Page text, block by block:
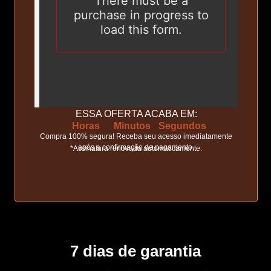
ESSA OFERTA ACABA EM:
Horas
Minutos Segundos
Compra 100% segura! Receba seu acesso imediatamente
após a confirmação de pagamento.
*Assinatura renovada automaticamente.
7 dias de garantia